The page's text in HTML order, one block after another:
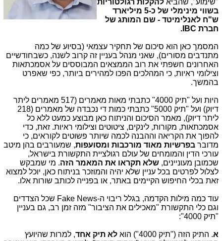
"שימוע", שהביא להקלות רגולטוריות
בשווי מינימלי של כ-5 מיליארד
ש"ח לאנלימיטד - שם המותג של
חברת IBC.
המסמך כאן הוא סיכום של תחקיר עצמאי (בסיוע של כמה
מתנדבים מסורים), שאני מנהל בעניין זה קרוב לשנה, כשבחודשיים
האחרונים חשפתי את רוב הממצאים המבוססים על אסמכתאות
וצילומי ראיות, כי המהלכים הפכו למהירים ביותר, כפי שאפרט
בהמשך.
היות ועל "תיק 4000" כתבתי מאות מאמרים (517 מאמרים ליתר
דיוק) ועל "תיק 5000" כתבתי כמות די נכבדה של מאמרים (218
ליתר דיוק), מאמר הסיכום והניתוח כאן מבוצע כמעט ללא כל
אסמכתאות, מקורות, לינקים, ציטוטים וצילומי ראיות. זאת, כדי
להפוך את הקריאה וההבנה לכמה שיותר פשוטים לקוראים, כי
מדובר בפרשיות מאוד מורכבות ומסועפות, שמעורבים בהן מיטב
עורכי הדין והמומחים של עולם רגולציית התקשורת בישראל,
שכמובן מעוניינים, שלא תקראו את המאמר הזה. מי שמבקש
לצלול לפרטים בכל עניין שלא יהיה והמוזכר בניתוח כאן, יוכל למצוא
זאת בכלי החיפוש הקיימים באתר, או בפנייה לכותב שורות אלו.
עוד כמה מילות הקדמה, בגלל ריבוי ה-Fake News שכל הצדדים
וגם כלי התקשורת "מאכילים את הציבור" מזה זמן רב, גם בעניין
"תיק 4000":
א. התיק הזה ("תיק 4000") הוא לא תיק אחד, למרות שהיועץ